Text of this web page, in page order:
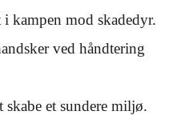
kampen mod skadedyr.
ved håndtering
et sundere miljø.